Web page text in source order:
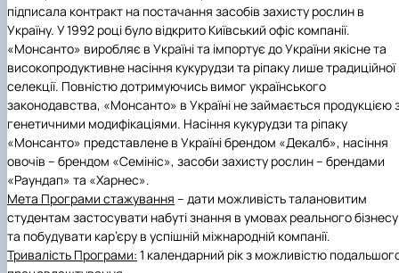
підписала контракт на постачання засобів захисту рослин в
Україну. У 1992 році було відкрито Київський офіс компанії.
«Монсанто» виробляє в Україні та імпортує до України якісне та
високопродуктивне насіння кукурудзи та ріпаку лише традиційної
селекції. Повністю дотримуючись вимог українського
законодавства, «Монсанто» в Україні не займається продукцією
генетичними модифікаціями. Насіння кукурудзи та ріпаку
«Монсанто» представлене в Україні брендом «Декалб», насіння
овочів – брендом «Семініс», засоби захисту рослин – брендами
«Раундап» та «Харнес».
Мета Програми стажування – дати можливість талановитим
студентам застосувати набуті знання в умовах реального бізнесу
та побудувати кар’єру в успішній міжнародній компанії.
Тривалість Програми: 1 календарний рік з можливістю